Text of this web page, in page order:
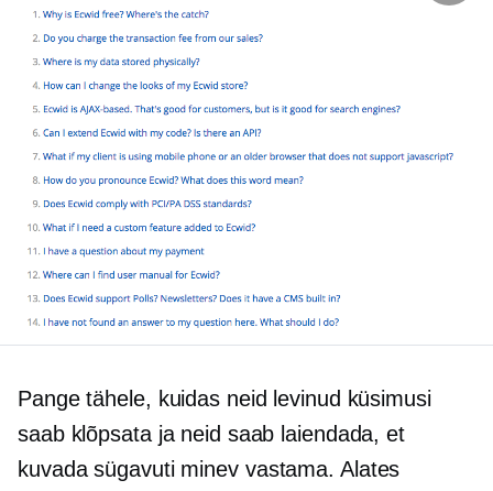
Pange tähele, kuidas neid levinud küsimusi
saab klõpsata ja neid saab laiendada, et
kuvadasügavuti minevvastama. Alates